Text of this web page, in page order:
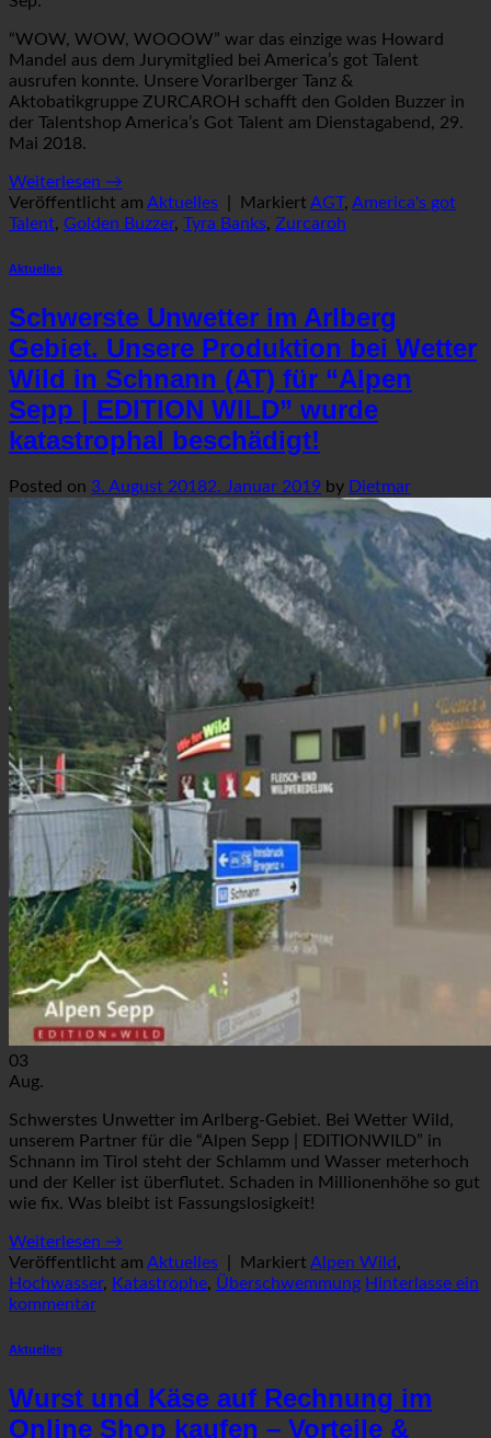
“WOW, WOW, WOOOW” war das einzige was Howard
Mandel aus dem Jurymitglied bei America’s got Talent
ausrufen konnte. Unsere Vorarlberger Tanz &
Aktobatikgruppe ZURCAROH schafft den Golden Buzzer in
der Talentshop America’s Got Talent am Dienstagabend, 29.
Mai 2018.
Weiterlesen →
Veröffentlicht am Aktuelles Markiert AGT, America's got
Talent, Golden Buzzer, Tyra Banks, Zurcaroh
Aktuelles
Schwerste Unwetter im Arlberg
Gebiet. Unsere Produktion bei Wetter
Wild in Schnann (AT) für “Alpen
Sepp | EDITION WILD” wurde
katastrophal beschädigt!
Posted on 3. August 20182. Januar 2019 by Dietmar
03
Aug.
Schwerstes Unwetter im Arlberg-Gebiet. Bei Wetter Wild,
unserem Partner für die “Alpen Sepp | EDITIONWILD” in
Schnann im Tirol steht der Schlamm und Wasser meterhoch
und der Keller ist überflutet. Schaden in Millionenhöhe so gut
wie fix. Was bleibt ist Fassungslosigkeit!
Weiterlesen →
Veröffentlicht am Aktuelles Markiert Alpen Wild,
Hochwasser, Katastrophe, Überschwemmung Hinterlasse ein
kommentar
Aktuelles
Wurst und Käse auf Rechnung im
Online Shop kaufen – Vorteile &